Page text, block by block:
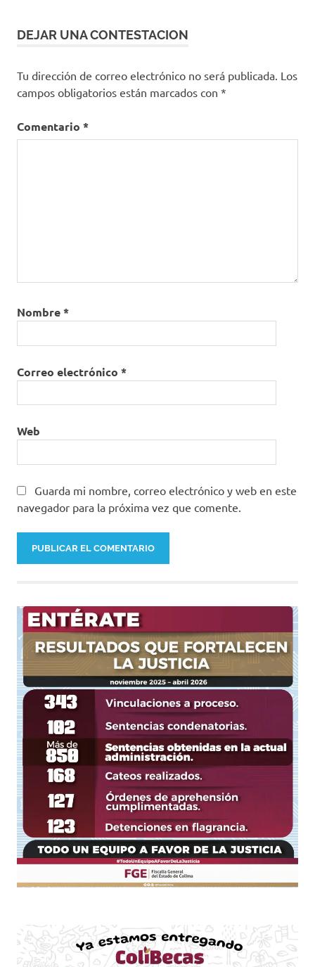
DEJAR UNA CONTESTACION
Tu dirección de correo electrónico no será publicada. Los
campos obligatorios están marcados con *
Comentario *
Nombre*
Correo electrónico *
Web
Guarda mi nombre, correo electrónico y web en este
navegador para la próxima vez que comente.